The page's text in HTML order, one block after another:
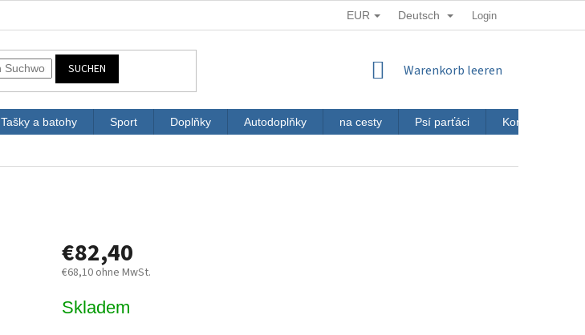
EUR Deutsch Login
SUCHEN WARENKORB
Warenkorb leeren
Tašky a batohy Sport Doplňky Autodoplňky na cesty Psí parťáci Kontakt
€82,40
€68,10 ohne MwSt.
Skladem